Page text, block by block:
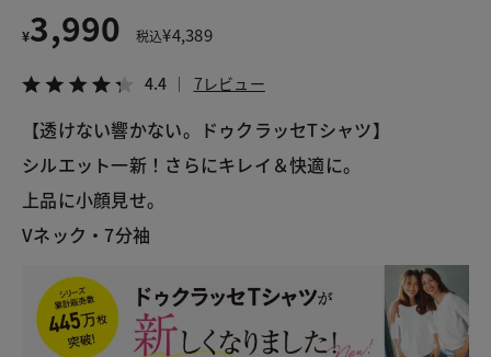
¥3,990 税込¥4,389
4.4 7レビュー
【透けない響かない。ドゥクラッセTシャツ】
シルエット一新！さらにキレイ＆快適に。
上品に小顔見せ。
Vネック・7分袖
LINE X メール